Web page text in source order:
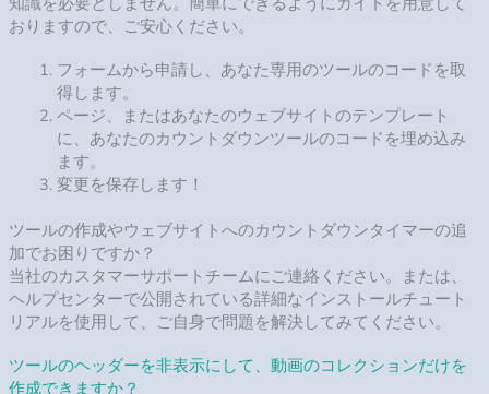
ツールの設定で特定のビデオテンプレートを選択することによ
デオを埋め込むことができます。
YouTubeツールのサイズを変更できますか？
YouTube動画ギャラリーを使用すると、ツールの幅を変更して、
Webサイトのスペースにバランスよく統合することができま
動画のレイアウトを変更することはできますか？
ツールを使用すると、いくつかのパラメーターを調整できま
す。まず、3つのプリセットレイアウトから選択できます。ま
た、動画の説明、タイトル、いいねや視聴回数のカウンター、
その他の8つの要素を自由に表示または非表示にすることができ
ます。